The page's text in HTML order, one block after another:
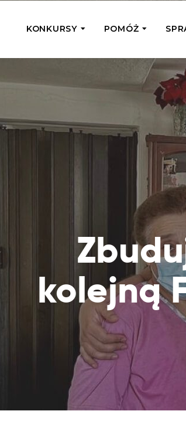
KONKURSY
Wyjedź z Nami
Odwiedź jedno z miejsc, w
Przybij 5 w 7 Ogrodach
Wyjedź do Grecji z Michałem
POMÓŻ
POMAGAM
Przekaż
Podaruj
Dziecka
Podaruj 1,5%
Przekaż
podatku
Pilna Pomoc
Przekaż
najbardziej
Zrób zakupy
markecie z
Zrób zakupy
wspieraj
kolejną